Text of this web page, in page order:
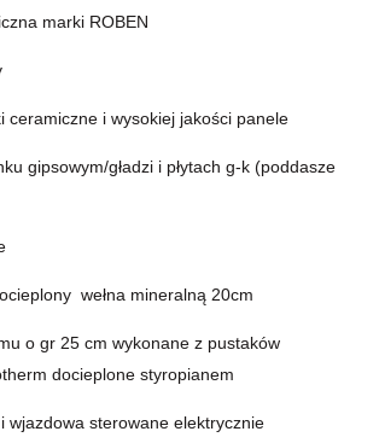
marki ROBEN
ceramiczne i wysokiej jakości panele
gipsowym/gładzi i płytach g-k (poddasze
wełna mineralną 20cm
o gr 25 cm wykonane z pustaków
docieplone styropianem
wjazdowa sterowane elektrycznie